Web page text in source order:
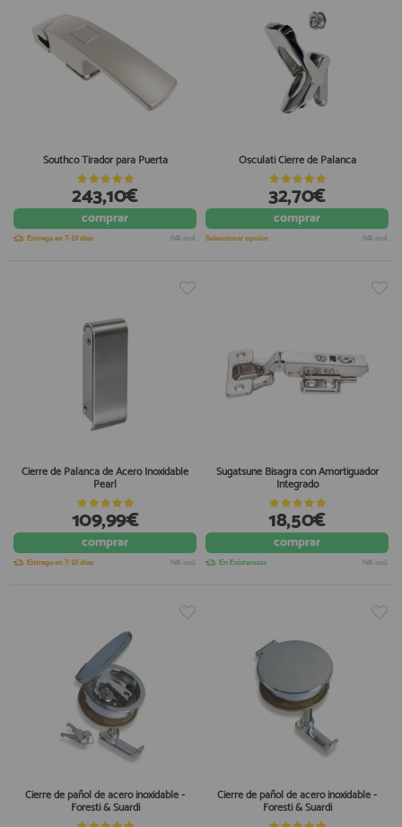
Southco Tirador para Puerta
243,10€
comprar
Entrega en 7-10 días IVA incl.
Osculati Cierre de Palanca
32,70€
comprar
Seleccionar opción IVA incl.
Cierre de Palanca de Acero Inoxidable
Pearl
109,99€
comprar
Entrega en 7-10 días IVA incl.
Sugatsune Bisagra con Amortiguador
Integrado
18,50€
comprar
En Existencias IVA incl.
Cierre de pañol de acero inoxidable -
Foresti & Suardi
Cierre de pañol de acero inoxidable -
Foresti & Suardi